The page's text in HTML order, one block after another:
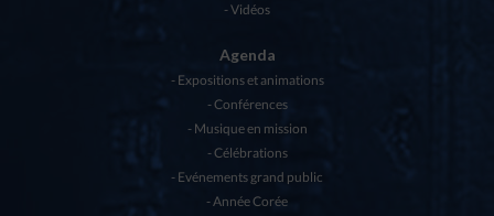
Vidéos
Agenda
Expositions et animations
Conférences
Musique en mission
Célébrations
Evénements grand public
Année Corée